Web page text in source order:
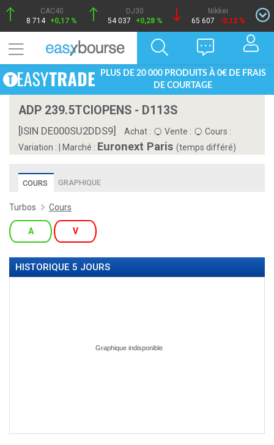
CAC40
8 714 +0,17 %
DJ30
54 037
+0,28 %
Nikkei
65 607
-0,12 %
PLUS DE 20 000 PRODUITS À 0€ DE FRAIS
DE COURTAGE
ADP 239.5TCIOPENS - D113S
[ISIN DE000SU2DDS9] Achat : Vente :
Cours :
Variation :
Marché : Euronext Paris (temps différé)
COURS GRAPHIQUE
Turbos Cours
A V
HISTORIQUE 5 JOURS